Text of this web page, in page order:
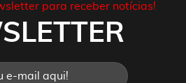
para receber notícias!